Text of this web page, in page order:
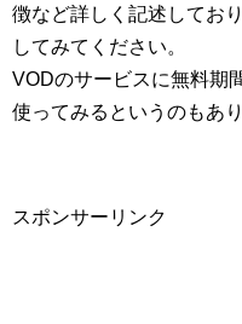
徴など詳しく記述してお
してみてください。
VODのサービスに無料期
使ってみるというのもあり
スポンサーリンク